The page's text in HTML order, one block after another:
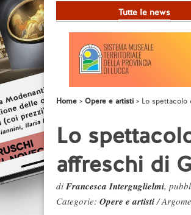
Tutte le news
Home Opere e artisti Lo spettacolo
Lo
affreschi di
di Francesca Interguglielmi,
Categorie: Opere e artisti/